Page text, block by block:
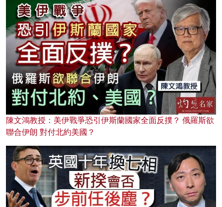
陳文鴻教授：美伊戰爭恐引伊斯蘭國家全面反撲？ 俄羅斯欲
聯合伊朗 對付北約美國？